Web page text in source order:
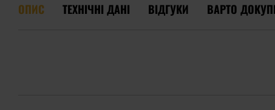
ОПИС ТЕХНІЧНІ ДАНІ ВІДГУКИ ВАРТО